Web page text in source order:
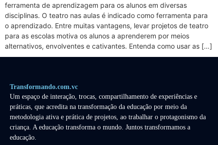
ferramenta de aprendizagem para os alunos em diversas
disciplinas. O teatro nas aulas é indicado como ferramenta para
o aprendizado. Entre muitas vantagens, levar projetos de teatro
para as escolas motiva os alunos a aprenderem por meios
alternativos, envolventes e cativantes. Entenda como usar as […]
Transformando.com.vc
Um espaço de interação, trocas, compartilhamento de experiências e
práticas, que acredita na transformação da educação por meio da
metodologia ativa e prática de projetos, ao trabalhar o protagonismo da
criança. A educação transforma o mundo. Juntos transformamos a
educação.